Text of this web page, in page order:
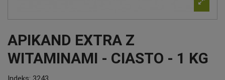
APIKAND EXTRA Z
WITAMINAMI - CIASTO - 1 KG